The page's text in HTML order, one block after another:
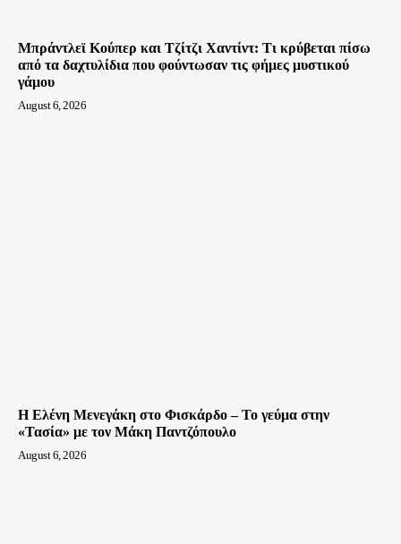
Μπράντλεϊ Κούπερ και Τζίτζι Χαντίντ: Τι κρύβεται πίσω
από τα δαχτυλίδια που φούντωσαν τις φήμες μυστικού
γάμου
August 6, 2026
Η Ελένη Μενεγάκη στο Φισκάρδο – Το γεύμα στην
«Τασία» με τον Μάκη Παντζόπουλο
August 6, 2026